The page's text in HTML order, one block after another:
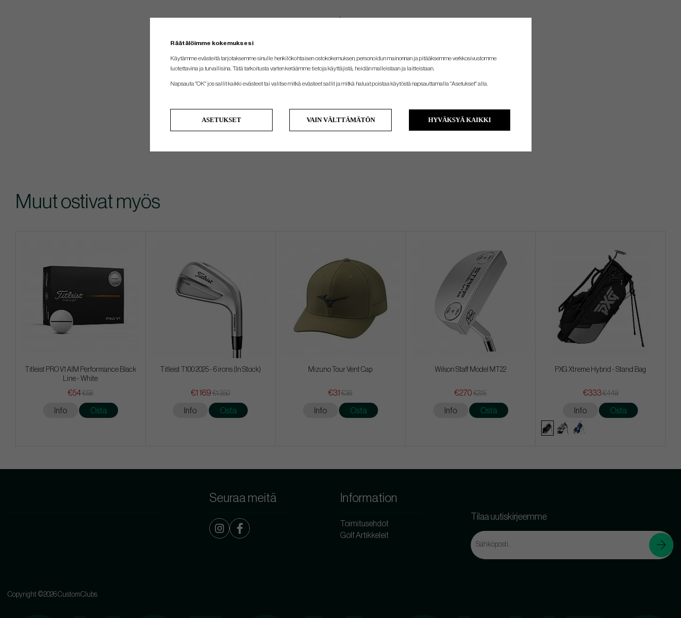
Muut ostivat myös
Titleist PRO V1 AIM Performance Black
Line - White
€54€58
Info Osta
Titleist T100 2025 - 6 irons (In Stock)
€1 169 €1 350
Info Osta
Mizuno Tour Vent Cap
€31 €36
Info Osta
Wilson Staff Model MT22
€270 €315
Info Osta
PXG Xtreme Hybrid - Stand Bag
€333€449
Info Osta
Seuraa meitä Information
Toimitusehdot
Golf Artikkeleit
Tilaa uutiskirjeemme
Copyright ©2026 CustomClubs
Räätälöimme kokemuksesi
Käytämme evästeitä tarjotaksemme sinulle henkilökohtaisen ostokokemuksen, personoidun mainonnan ja pitääksemme verkkosivustomme
luotettavina ja turvallisina. Tätä tarkoitusta varten keräämme tietoja käyttäjistä, heidän malleistaan ​​ja laitteistaan.
Napsauta "OK" jos sallit kaikki evästeet tai valitse mitkä evästeet sallit ja mitkä haluat poistaa käytöstä napsauttamalla "Asetukset" alla.
ASETUKSET VAIN VÄLTTÄMÄTÖN HYVÄKSYÄ KAIKKI